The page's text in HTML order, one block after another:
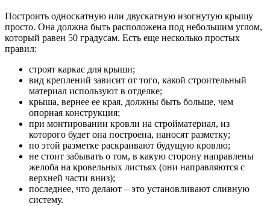
Построить односкатную или двускатную изогнутую крышу
просто. Она должна быть расположена под небольшим углом,
который равен 50 градусам. Есть еще несколько простых
правил:
строят каркас для крыши;
вид креплений зависит от того, какой строительный
материал используют в отделке;
крыша, вернее ее края, должны быть больше, чем
опорная конструкция;
при монтировании кровли на стройматериал, из
которого будет она построена, наносят разметку;
по этой разметке раскраивают будущую кровлю;
не стоит забывать о том, в какую сторону направлены
желоба на кровельных листьях (они направляются с
верхней части вниз);
последнее, что делают – это установливают сливную
систему.